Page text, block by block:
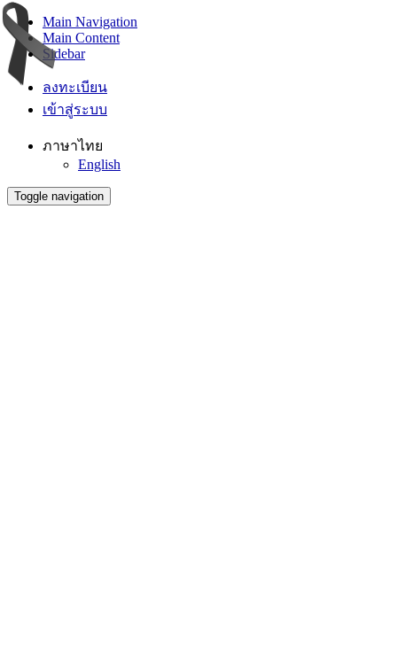
Main Navigation
Main Content
Sidebar
ลงทะเบียน
เข้าสู่ระบบ
ภาษาไทย
English
Toggle navigation